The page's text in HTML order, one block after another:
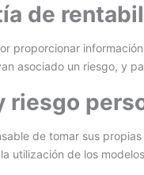
de
proporcionar
asociado un riesgo, y
riesgo
de tomar sus
utilización de los